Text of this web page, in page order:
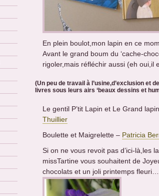
En plein boulot,mon lapin en ce
Avant le grand boum du ‘cache-
rigoler,mais réfléchir aussi (eh oui,il
(Un peu de travail à l’usine,d’exclusion et
livres sous leurs airs ‘beaux dessins et
Le gentil P’tit Lapin et Le Grand
Thuillier
Boulette et Maigrelette – Patricia
Si on ne vous revoit pas d’ici-là,les
missTartine vous souhaitent de
chocolats et un joli printemps fleuri…